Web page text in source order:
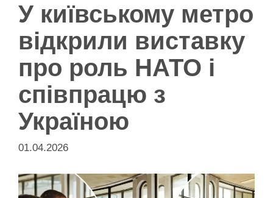
У київському метро
відкрили виставку
про роль НАТО і
співпрацю з
Україною
01.04.2026